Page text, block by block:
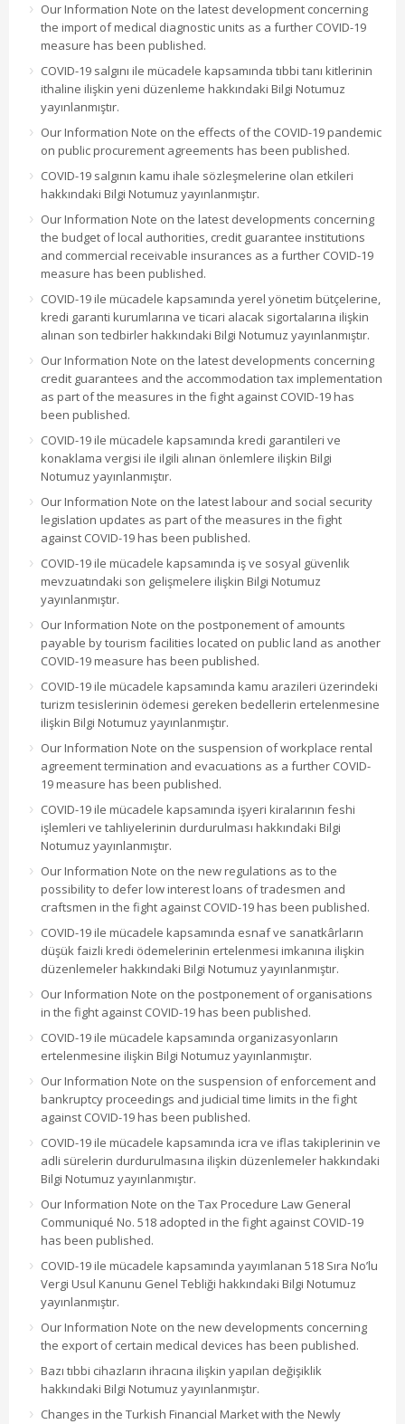
Our Information Note on the latest development concerning
the import of medical diagnostic units as a further COVID-19
measure has been published.
COVID-19 salgını ile mücadele kapsamında tıbbi tanı kitlerinin
ithaline ilişkin yeni düzenleme hakkındaki Bilgi Notumuz
yayınlanmıştır.
Our Information Note on the effects of the COVID-19 pandemic
on public procurement agreements has been published.
COVID-19 salgının kamu ihale sözleşmelerine olan etkileri
hakkındaki Bilgi Notumuz yayınlanmıştır.
Our Information Note on the latest developments concerning
the budget of local authorities, credit guarantee institutions
and commercial receivable insurances as a further COVID-19
measure has been published.
COVID-19 ile mücadele kapsamında yerel yönetim bütçelerine,
kredi garanti kurumlarına ve ticari alacak sigortalarına ilişkin
alınan son tedbirler hakkındaki Bilgi Notumuz yayınlanmıştır.
Our Information Note on the latest developments concerning
credit guarantees and the accommodation tax implementation
as part of the measures in the fight against COVID-19 has
been published.
COVID-19 ile mücadele kapsamında kredi garantileri ve
konaklama vergisi ile ilgili alınan önlemlere ilişkin Bilgi
Notumuz yayınlanmıştır.
Our Information Note on the latest labour and social security
legislation updates as part of the measures in the fight
against COVID-19 has been published.
COVID-19 ile mücadele kapsamında iş ve sosyal güvenlik
mevzuatındaki son gelişmelere ilişkin Bilgi Notumuz
yayınlanmıştır.
Our Information Note on the postponement of amounts
payable by tourism facilities located on public land as another
COVID-19 measure has been published.
COVID-19 ile mücadele kapsamında kamu arazileri üzerindeki
turizm tesislerinin ödemesi gereken bedellerin ertelenmesine
ilişkin Bilgi Notumuz yayınlanmıştır.
Our Information Note on the suspension of workplace rental
agreement termination and evacuations as a further COVID-
19 measure has been published.
COVID-19 ile mücadele kapsamında işyeri kiralarının feshi
işlemleri ve tahliyelerinin durdurulması hakkındaki Bilgi
Notumuz yayınlanmıştır.
Our Information Note on the new regulations as to the
possibility to defer low interest loans of tradesmen and
craftsmen in the fight against COVID-19 has been published.
COVID-19 ile mücadele kapsamında esnaf ve sanatkârların
düşük faizli kredi ödemelerinin ertelenmesi imkanına ilişkin
düzenlemeler hakkındaki Bilgi Notumuz yayınlanmıştır.
Our Information Note on the postponement of organisations
in the fight against COVID-19 has been published.
COVID-19 ile mücadele kapsamında organizasyonların
ertelenmesine ilişkin Bilgi Notumuz yayınlanmıştır.
Our Information Note on the suspension of enforcement and
bankruptcy proceedings and judicial time limits in the fight
against COVID-19 has been published.
COVID-19 ile mücadele kapsamında icra ve iflas takiplerinin ve
adli sürelerin durdurulmasına ilişkin düzenlemeler hakkındaki
Bilgi Notumuz yayınlanmıştır.
Our Information Note on the Tax Procedure Law General
Communiqué No. 518 adopted in the fight against COVID-19
has been published.
COVID-19 ile mücadele kapsamında yayımlanan 518 Sıra No’lu
Vergi Usul Kanunu Genel Tebliği hakkındaki Bilgi Notumuz
yayınlanmıştır.
Our Information Note on the new developments concerning
the export of certain medical devices has been published.
Bazı tıbbi cihazların ihracına ilişkin yapılan değişiklik
hakkındaki Bilgi Notumuz yayınlanmıştır.
Changes in the Turkish Financial Market with the Newly